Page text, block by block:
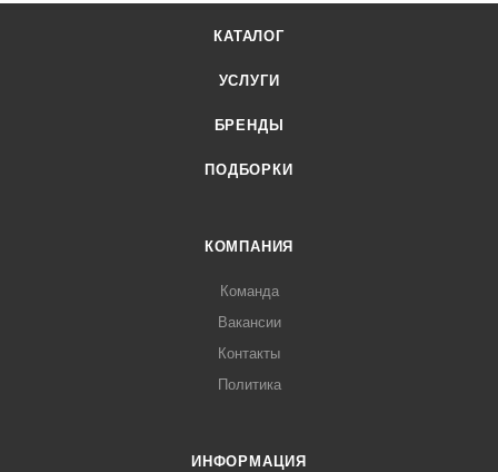
КАТАЛОГ
УСЛУГИ
БРЕНДЫ
ПОДБОРКИ
КОМПАНИЯ
Команда
Вакансии
Контакты
Политика
ИНФОРМАЦИЯ